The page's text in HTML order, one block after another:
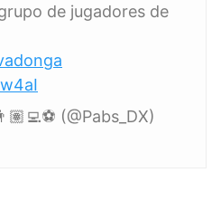
de jugadores de
(@Pabs_DX)